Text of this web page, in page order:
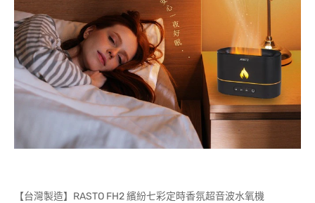
【台灣製造】RASTO FH2 繽紛七彩定時香氛超音波水氧機